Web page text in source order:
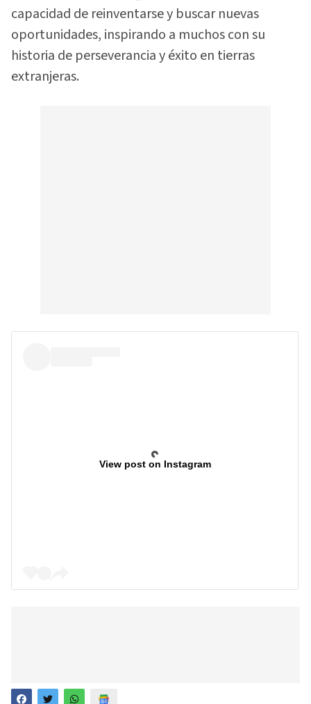
capacidad de reinventarse y buscar nuevas
oportunidades, inspirando a muchos con su
historia de perseverancia y éxito en tierras
extranjeras.
View post on Instagram